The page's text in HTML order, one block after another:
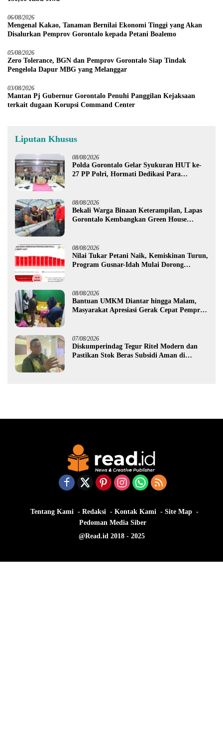
06/08/2026
Mengenal Kakao, Tanaman Bernilai Ekonomi Tinggi yang Akan
Disalurkan Pemprov Gorontalo kepada Petani Boalemo
05/08/2026
Zero Tolerance, BGN dan Pemprov Gorontalo Siap Tindak
Pengelola Dapur MBG yang Melanggar
03/08/2026
Mantan Pj Gubernur Gorontalo Penuhi Panggilan Kejaksaan
terkait dugaan Korupsi Command Center
Liputan Khusus
08/08/2026
Polda Gorontalo Gelar Syukuran HUT ke-
27 PP Polri, Hormati Dedikasi Para
08/08/2026
Bekali Warga Binaan Keterampilan, Lapas
Gorontalo Kembangkan Green House
08/08/2026
Nilai Tukar Petani Naik, Kemiskinan Turun,
Program Gusnar-Idah Mulai Dorong
08/08/2026
Bantuan UMKM Diantar hingga Malam,
Masyarakat Apresiasi Gerak Cepat Pemprov
07/08/2026
Diskumperindag Tegur Ritel Modern dan
Pastikan Stok Beras Subsidi Aman di
Tentang Kami Redaksi Kontak Kami
Site Map
Pedoman Media Siber
@Read.id 2018 - 2025